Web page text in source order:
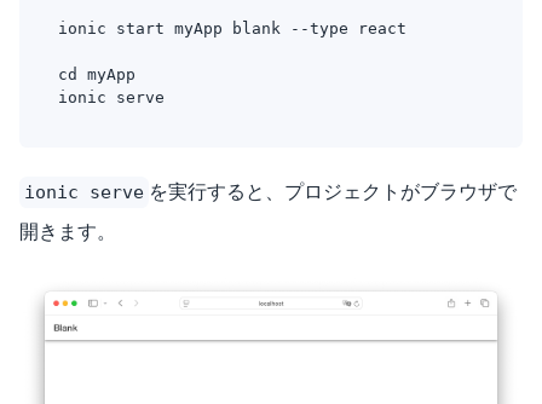
ionic start myApp blank --type react
cd myApp
ionic serve
ionic serve を実行すると、プロジェクトがブラウザで
開きます。